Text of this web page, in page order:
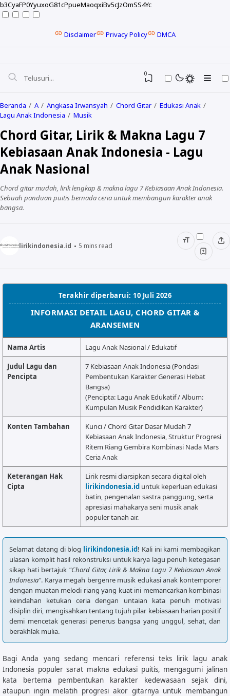
b3CyaFP0YyuxoG81cPpueMaoqxiBv5cJzOmSS4Yc
Disclaimer Privacy Policy DMCA
0
Beranda A Angkasa Irwansyah Chord Gitar
Edukasi Anak
Lagu Anak Indonesia
Musik
Chord Gitar, Lirik & Makna Lagu 7
Kebiasaan Anak Indonesia - Lagu
Anak Nasional
Chord gitar mudah, lirik lengkap & makna lagu 7 Kebiasaan Anak Indonesia.
Sebuah panduan puitis bernada ceria untuk membangun karakter anak
bangsa.
lirikindonesia.id 5 mins read
Terakhir diperbarui: 10 Juli 2026
INFORMASI DETAIL LAGU, CHORD GITAR &
ARANSEMEN
Nama Artis Lagu Anak Nasional / Edukatif
Judul Lagu dan
Pencipta
7 Kebiasaan Anak Indonesia (Pondasi
Pembentukan Karakter Generasi Hebat
Bangsa)
(Pencipta: Lagu Anak Edukatif / Album:
Kumpulan Musik Pendidikan Karakter)
Konten Tambahan
Kunci / Chord Gitar Dasar Mudah 7
Kebiasaan Anak Indonesia, Struktur Progresi
Ritem Riang Gembira Kombinasi Nada Mars
Ceria Anak
Keterangan Hak
Cipta
Lirik resmi diarsipkan secara digital oleh
lirikindonesia.id untuk keperluan edukasi
batin, pengenalan sastra panggung, serta
apresiasi mahakarya seni musik anak
populer tanah air.
Selamat datang di blog lirikindonesia.id! Kali ini kami membagikan
ulasan komplit hasil rekonstruksi untuk karya lagu penuh ketegasan
sikap hati bertajuk "Chord Gitar, Lirik & Makna Lagu 7 Kebiasaan Anak
Indonesia". Karya megah bergenre musik edukasi anak kontemporer
dengan muatan melodi riang yang kuat ini memancarkan kombinasi
keindahan ketukan ceria dengan untaian kata penuh motivasi
disiplin diri, mengisahkan tentang tujuh pilar kebiasaan harian positif
demi mencetak generasi penerus bangsa yang unggul, sehat, dan
berakhlak mulia.
Bagi Anda yang sedang mencari referensi teks lirik lagu anak
Indonesia populer sarat makna edukasi puitis, mengagumi jalinan
kata bertema pembentukan karakter kedewasaan sejak dini,
ataupun ingin melatih progresi akor gitarnya untuk membangun